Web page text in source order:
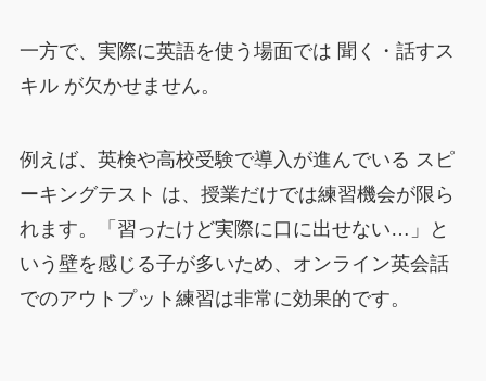
一方で、実際に英語を使う場面では 聞く・話すス
キル が欠かせません。
例えば、英検や高校受験で導入が進んでいる スピ
ーキングテスト は、授業だけでは練習機会が限ら
れます。「習ったけど実際に口に出せない…」と
いう壁を感じる子が多いため、オンライン英会話
でのアウトプット練習は非常に効果的です。